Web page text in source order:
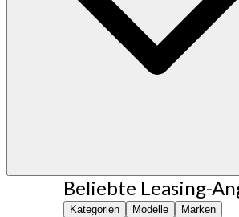
Beliebte Leasing-
Kategorien Modelle Marken